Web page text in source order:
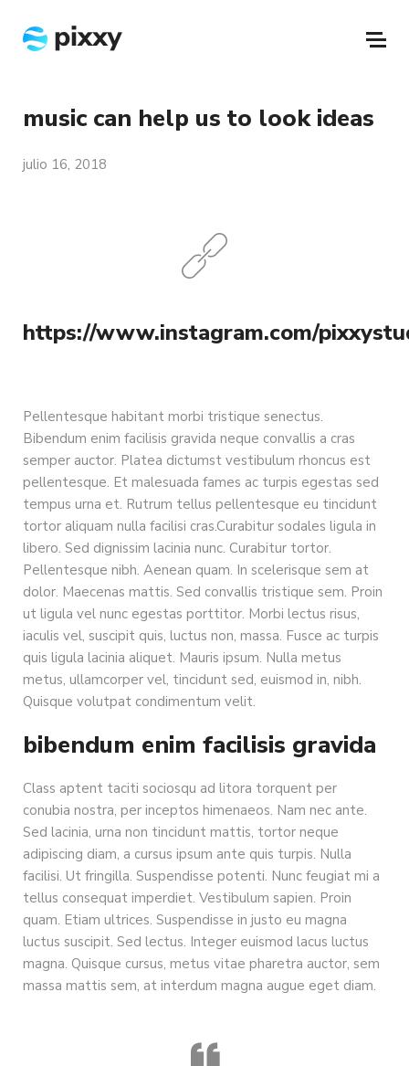
music can help us to look ideas
julio 16, 2018
https://www.instagram.com/
Pellentesque habitant morbi tristique senectus.
Bibendum enim facilisis gravida neque convallis a cras
semper auctor. Platea dictumst vestibulum rhoncus est
pellentesque. Et malesuada fames ac turpis egestas sed
tempus urna et. Rutrum tellus pellentesque eu tincidunt
tortor aliquam nulla facilisi cras.Curabitur sodales ligula in
libero. Sed dignissim lacinia nunc. Curabitur tortor.
Pellentesque nibh. Aenean quam. In scelerisque sem at
dolor. Maecenas mattis. Sed convallis tristique sem. Proin
ut ligula vel nunc egestas porttitor. Morbi lectus risus,
iaculis vel, suscipit quis, luctus non, massa. Fusce ac turpis
quis ligula lacinia aliquet. Mauris ipsum. Nulla metus
metus, ullamcorper vel, tincidunt sed, euismod in, nibh.
Quisque volutpat condimentum velit.
bibendum enim facilisis gravida
Class aptent taciti sociosqu ad litora torquent per
conubia nostra, per inceptos himenaeos. Nam nec ante.
Sed lacinia, urna non tincidunt mattis, tortor neque
adipiscing diam, a cursus ipsum ante quis turpis. Nulla
facilisi. Ut fringilla. Suspendisse potenti. Nunc feugiat mi a
tellus consequat imperdiet. Vestibulum sapien. Proin
quam. Etiam ultrices. Suspendisse in justo eu magna
luctus suscipit. Sed lectus. Integer euismod lacus luctus
magna. Quisque cursus, metus vitae pharetra auctor, sem
massa mattis sem, at interdum magna augue eget diam.